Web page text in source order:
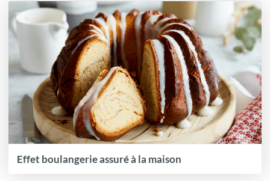
Effet boulangerie assuré à la maison